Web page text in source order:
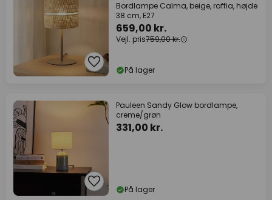
Bordlampe Calma, beige, raffia, højde
38 cm, E27
659,00 kr.
Vejl. pris759,00 kr.
På lager
Pauleen Sandy Glow bordlampe,
creme/grøn
331,00 kr.
På lager